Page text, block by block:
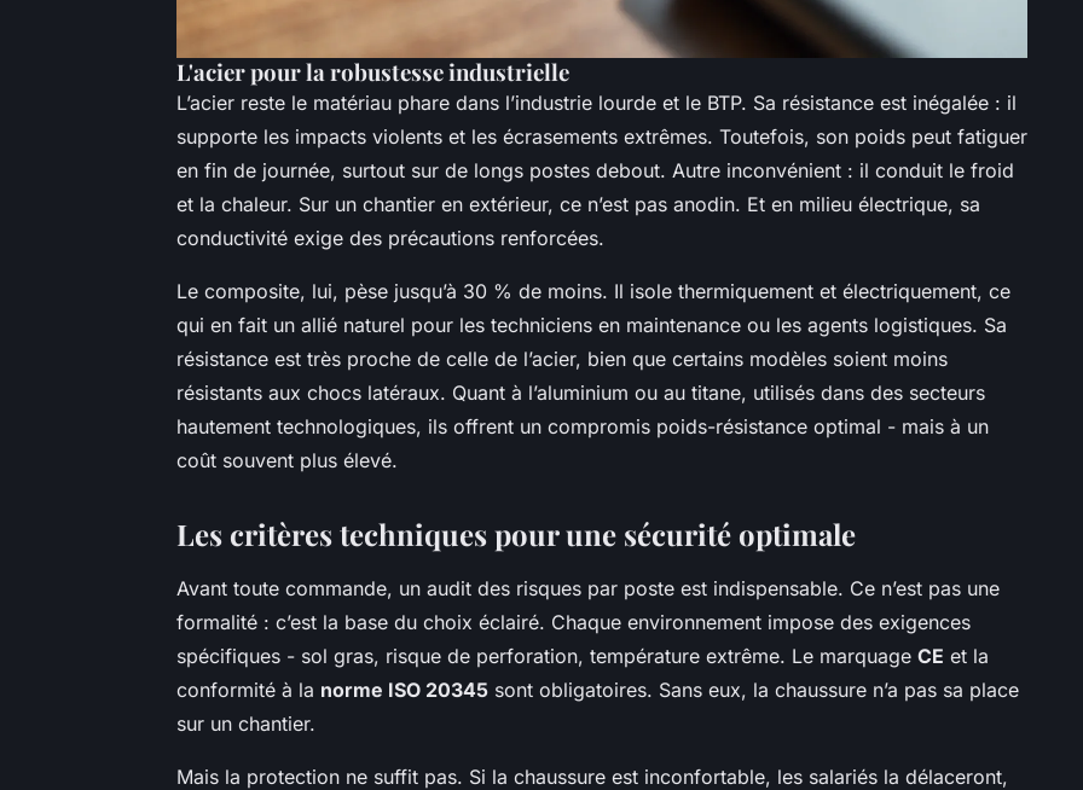
L'acier pour la robustesse industrielle
L’acier reste le matériau phare dans l’industrie lourde et le BTP. Sa résistance est inégalée : il
supporte les impacts violents et les écrasements extrêmes. Toutefois, son poids peut fatiguer
en fin de journée, surtout sur de longs postes debout. Autre inconvénient : il conduit le froid
et la chaleur. Sur un chantier en extérieur, ce n’est pas anodin. Et en milieu électrique, sa
conductivité exige des précautions renforcées.
Le composite, lui, pèse jusqu’à 30 % de moins. Il isole thermiquement et électriquement, ce
qui en fait un allié naturel pour les techniciens en maintenance ou les agents logistiques. Sa
résistance est très proche de celle de l’acier, bien que certains modèles soient moins
résistants aux chocs latéraux. Quant à l’aluminium ou au titane, utilisés dans des secteurs
hautement technologiques, ils offrent un compromis poids-résistance optimal - mais à un
coût souvent plus élevé.
Les critères techniques pour une sécurité optimale
Avant toute commande, un audit des risques par poste est indispensable. Ce n’est pas une
formalité : c’est la base du choix éclairé. Chaque environnement impose des exigences
spécifiques - sol gras, risque de perforation, température extrême. Le marquage CE et la
conformité à la norme ISO 20345 sont obligatoires. Sans eux, la chaussure n’a pas sa place
sur un chantier.
Mais la protection ne suffit pas. Si la chaussure est inconfortable, les salariés la délaceront,